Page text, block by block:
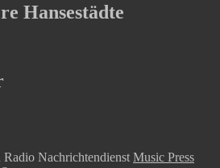
Hansestädte
Nachrichtendienst Music Press